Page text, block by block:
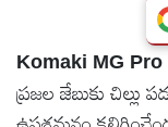
కెరీర్ &
ఉద్యోగాలు
Komaki MG
ప్రజల జేబుకు